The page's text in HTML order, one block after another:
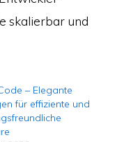
skalierbar und
– Elegante
für effiziente und